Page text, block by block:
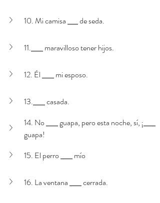
10. Mi camisa de seda.
11. maravilloso tener hijos.
12. Él mi esposo.
13.
casada.
14. No
guapa, pero esta noche, sí, ¡
guapa!
15. El perro
mío
16. La ventana cerrada.